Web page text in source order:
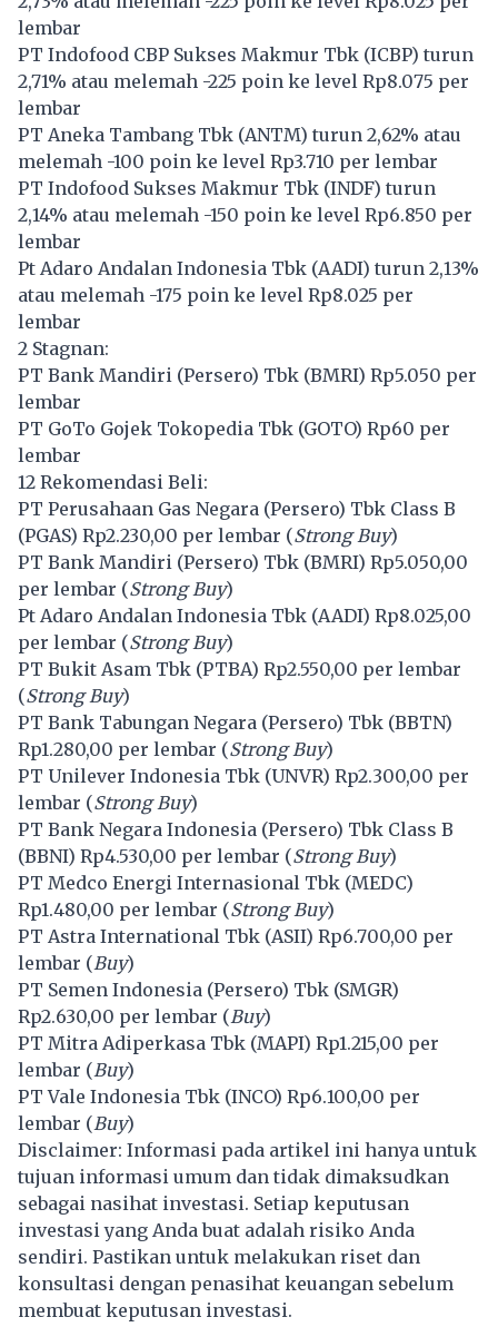
lembar
PT Indofood CBP Sukses Makmur Tbk (ICBP) turun
2,71% atau melemah -225 poin ke level Rp8.075 per
lembar
PT Aneka Tambang Tbk (ANTM) turun 2,62% atau
melemah -100 poin ke level Rp3.710 per lembar
PT Indofood Sukses Makmur Tbk (INDF) turun
2,14% atau melemah -150 poin ke level Rp6.850 per
lembar
Pt Adaro Andalan Indonesia Tbk (AADI) turun 2,13%
atau melemah -175 poin ke level Rp8.025 per
lembar
2 Stagnan:
PT Bank Mandiri (Persero) Tbk (BMRI) Rp5.050 per
lembar
PT GoTo Gojek Tokopedia Tbk (GOTO) Rp60 per
lembar
12 Rekomendasi Beli:
PT Perusahaan Gas Negara (Persero) Tbk Class B
(PGAS) Rp2.230,00 per lembar (Strong Buy)
PT Bank Mandiri (Persero) Tbk (BMRI) Rp5.050,00
per lembar (Strong Buy)
Pt Adaro Andalan Indonesia Tbk (AADI) Rp8.025,00
per lembar (Strong Buy)
PT Bukit Asam Tbk (PTBA) Rp2.550,00 per lembar
(Strong Buy)
PT Bank Tabungan Negara (Persero) Tbk (BBTN)
Rp1.280,00 per lembar (Strong Buy)
PT Unilever Indonesia Tbk (UNVR) Rp2.300,00 per
lembar (Strong Buy)
PT Bank Negara Indonesia (Persero) Tbk Class B
(BBNI) Rp4.530,00 per lembar (Strong Buy)
PT Medco Energi Internasional Tbk (MEDC)
Rp1.480,00 per lembar (Strong Buy)
PT Astra International Tbk (ASII) Rp6.700,00 per
lembar (Buy)
PT Semen Indonesia (Persero) Tbk (SMGR)
Rp2.630,00 per lembar (Buy)
PT Mitra Adiperkasa Tbk (MAPI) Rp1.215,00 per
lembar (Buy)
PT Vale Indonesia Tbk (INCO) Rp6.100,00 per
lembar (Buy)
Disclaimer: Informasi pada artikel ini hanya untuk
tujuan informasi umum dan tidak dimaksudkan
sebagai nasihat investasi. Setiap keputusan
investasi yang Anda buat adalah risiko Anda
sendiri. Pastikan untuk melakukan riset dan
konsultasi dengan penasihat keuangan sebelum
membuat keputusan investasi.